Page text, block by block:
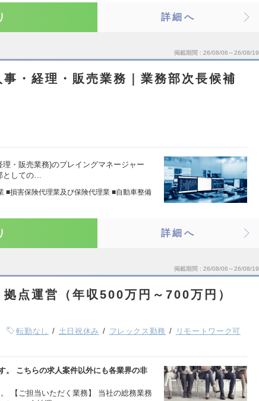
詳細へ
掲載期間 26/08/06～26/08/19
事・経理・販売業務｜業務部次長候補
理・販売業務)のプレイングマネージャー
としての…
■損害保険代理業及び保険代理業 ■自動車整備
詳細へ
掲載期間 26/08/06～26/08/19
拠点運営（年収500万円～700万円）
転勤なし 土日祝休み フレックス勤務
リモートワーク可
。 こちらの求人案件以外にも各業界の非
【ご担当いただく業務】 当社の総務業務